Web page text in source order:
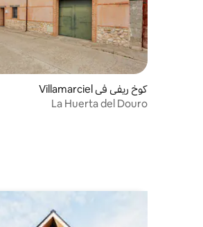
كوخ ريفي في Villamarciel
La Huerta del Douro